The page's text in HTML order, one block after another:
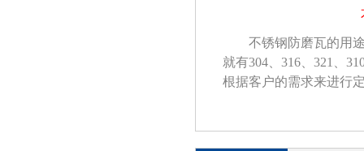
不锈钢防磨瓦的用
就有304、316、
根据客户的需求来进行